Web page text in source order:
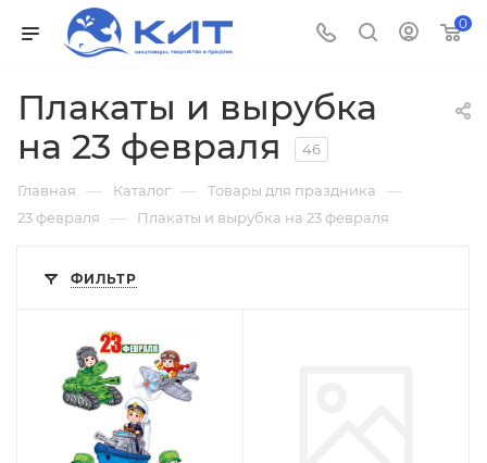
0
Плакаты и вырубка
на 23 февраля
46
Главная — Каталог — Товары для праздника —
23 февраля — Плакаты и вырубка на 23 февраля
ФИЛЬТР